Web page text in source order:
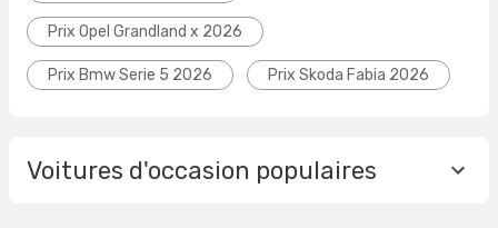
Prix Opel Grandland x 2026
Prix Bmw Serie 5 2026 Prix Skoda Fabia 2026
Voitures d'occasion populaires